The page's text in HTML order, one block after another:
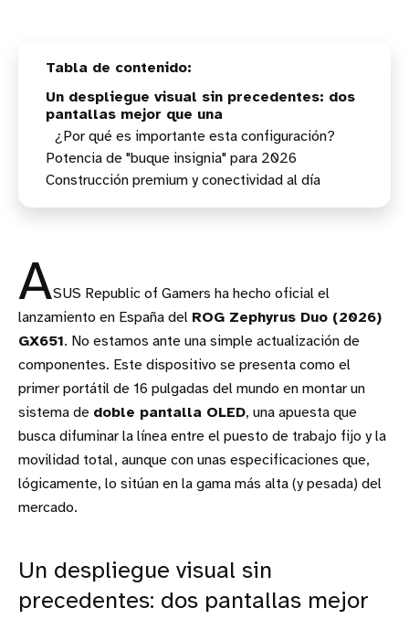
Un despliegue visual sin precedentes: dos
pantallas mejor que una
¿Por qué es importante esta configuración?
Potencia de "buque insignia" para 2026
Versatilidad: mucho más que un portátil
Construcción premium y conectividad al día
ASUS Republic of Gamers ha hecho oficial el
lanzamiento en España del ROG Zephyrus Duo (2026)
GX651. No estamos ante una simple actualización de
componentes. Este dispositivo se presenta como el
primer portátil de 16 pulgadas del mundo en montar un
sistema de doble pantalla OLED, una apuesta que
busca difuminar la línea entre el puesto de trabajo fijo y la
movilidad total, aunque con unas especificaciones que,
lógicamente, lo sitúan en la gama más alta (y pesada) del
mercado.
Un despliegue visual sin
precedentes: dos pantallas mejor